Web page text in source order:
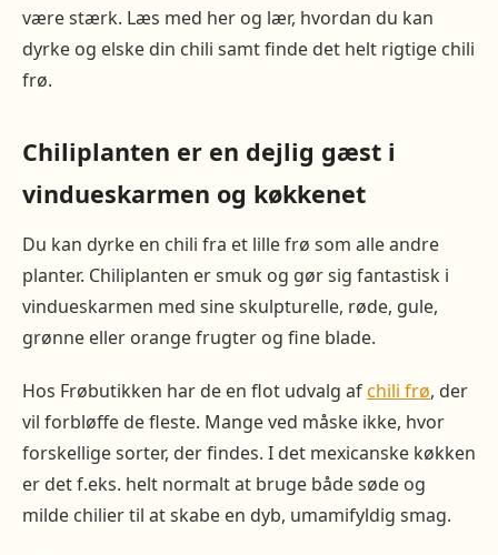
være stærk. Læs med her og lær, hvordan du kan
dyrke og elske din chili samt finde det helt rigtige chili
frø.
Chiliplanten er en dejlig gæst i
vindueskarmen og køkkenet
Du kan dyrke en chili fra et lille frø som alle andre
planter. Chiliplanten er smuk og gør sig fantastisk i
vindueskarmen med sine skulpturelle, røde, gule,
grønne eller orange frugter og fine blade.
Hos Frøbutikken har de en flot udvalg afchili frø, der
vil forbløffe de fleste. Mange ved måske ikke, hvor
forskellige sorter, der findes. I det mexicanske køkken
er det f.eks. helt normalt at bruge både søde og
milde chilier til at skabe en dyb, umamifyldig smag.